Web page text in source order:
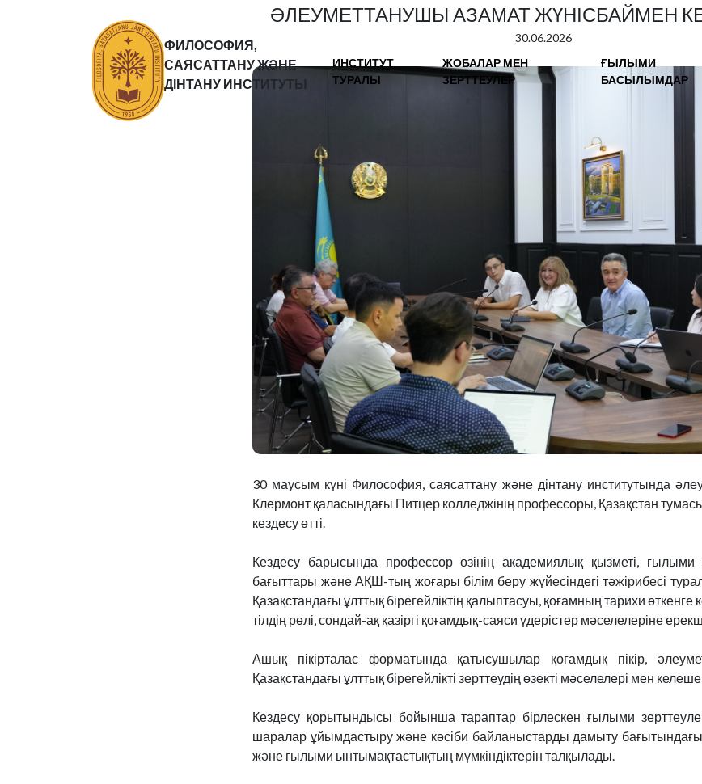
ФИЛОСОФИЯ,
САЯСАТТАНУ ЖӘНЕ
ДІНТАНУ ИНСТИТУТЫ
ИНСТИТУТ
ТУРАЛЫ
ЖОБАЛАР МЕН
ЗЕРТТЕУЛЕР
ҒЫЛЫМИ
БАСЫЛЫМДАР
ӘЛЕУМЕТТАНУШЫ АЗАМАТ ЖҮНІСБАЙМЕН
30.06.2026
30 маусым күні Философия, саясаттану және дінтану институтында
Клермонт қаласындағы Питцер колледжінің профессоры, Қазақстан
кездесу өтті.
Кездесу барысында профессор өзінің академиялық қызметі, ғылыми
бағыттары және АҚШ-тың жоғары білім беру жүйесіндегі тәжірибесі
Қазақстандағы ұлттық бірегейліктің қалыптасуы, қоғамның тарихи өткенге
тілдің рөлі, сондай-ақ қазіргі қоғамдық-саяси үдерістер мәселелеріне
Ашық пікірталас форматында қатысушылар қоғамдық пікір,
Қазақстандағы ұлттық бірегейлікті зерттеудің өзекті мәселелері мен
Кездесу қорытындысы бойынша тараптар бірлескен ғылыми
шаралар ұйымдастыру және кәсіби байланыстарды дамыту
және ғылыми ынтымақтастықтың мүмкіндіктерін талқылады.